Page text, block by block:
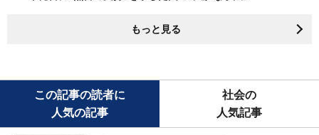
もっと見る
この記事の読者に
人気の記事
社会の
人気記事